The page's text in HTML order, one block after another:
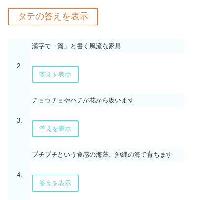
2.
漢字で「簾」と書く風流な家具
答えを表示
3.
チョウチョやハチが花から吸います
答えを表示
4.
プチプチという食感の海藻。沖縄の海で育ちます
答えを表示